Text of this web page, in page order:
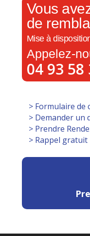
Vous
de
Mise à
Appelez-
04 93 58
> Formulaire de
> Demander un
> Prendre
> Rappel gratuit